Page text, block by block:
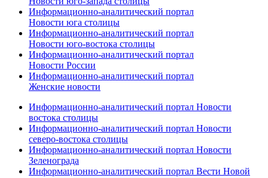
Информационно-аналитический портал
Новости юга столицы
Информационно-аналитический портал
Новости юго-востока столицы
Информационно-аналитический портал
Новости России
Информационно-аналитический портал
Женские новости
Информационно-аналитический портал Новости
востока столицы
Информационно-аналитический портал Новости
северо-востока столицы
Информационно-аналитический портал Новости
Зеленограда
Информационно-аналитический портал Вести Новой